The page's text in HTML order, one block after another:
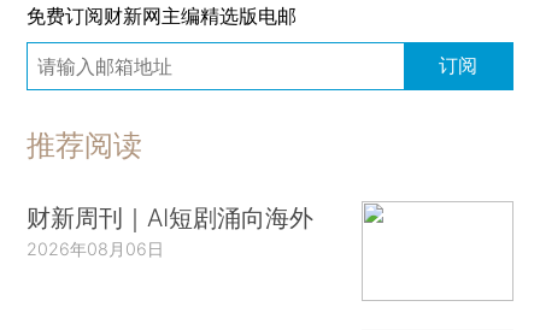
免费订阅财新网主编精选版电邮
订阅
推荐阅读
财新周刊｜AI短剧涌向海外
2026年08月06日